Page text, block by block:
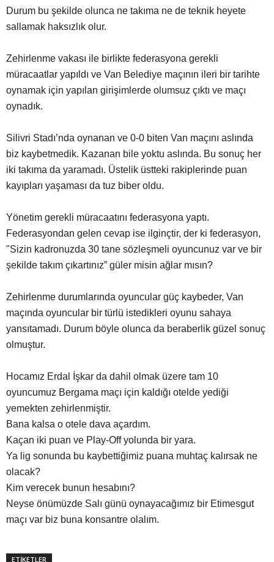
Durum bu şekilde olunca ne takıma ne de teknik heyete
sallamak haksızlık olur.
Zehirlenme vakası ile birlikte federasyona gerekli
müracaatlar yapıldı ve Van Belediye maçının ileri bir tarihte
oynamak için yapılan girişimlerde olumsuz çıktı ve maçı
oynadık.
Silivri Stadı’nda oynanan ve 0-0 biten Van maçını aslında
biz kaybetmedik. Kazanan bile yoktu aslında. Bu sonuç her
iki takıma da yaramadı. Üstelik üstteki rakiplerinde puan
kayıpları yaşaması da tuz biber oldu.
Yönetim gerekli müracaatını federasyona yaptı.
Federasyondan gelen cevap ise ilginçtir, der ki federasyon,
"Sizin kadronuzda 30 tane sözleşmeli oyuncunuz var ve bir
şekilde takım çıkartınız” güler misin ağlar mısın?
Zehirlenme durumlarında oyuncular güç kaybeder, Van
maçında oyuncular bir türlü istedikleri oyunu sahaya
yansıtamadı. Durum böyle olunca da beraberlik güzel sonuç
olmuştur.
Hocamız Erdal İşkar da dahil olmak üzere tam 10
oyuncumuz Bergama maçı için kaldığı otelde yediği
yemekten zehirlenmiştir.
Bana kalsa o otele dava açardım.
Kaçan iki puan ve Play-Off yolunda bir yara.
Ya lig sonunda bu kaybettiğimiz puana muhtaç kalırsak ne
olacak?
Kim verecek bunun hesabını?
Neyse önümüzde Salı günü oynayacağımız bir Etimesgut
maçı var biz buna konsantre olalım.
ETİKETLER